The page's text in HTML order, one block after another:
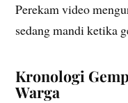
Perekam video
sedang mandi ketika
Kronologi
Warga